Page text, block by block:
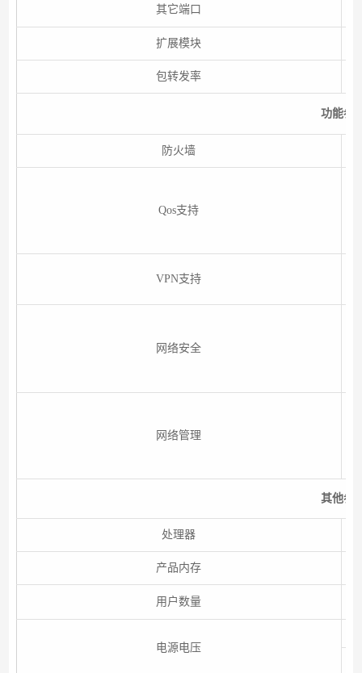
其它端口
扩展模块
包转发率
功能参
防火墙
Qos支持
VPN支持
网络安全
网络管理
其他参
处理器
产品内存
用户数量
电源电压